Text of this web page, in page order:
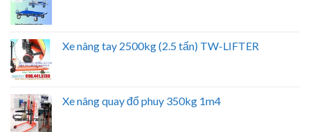
Xe nâng tay 2500kg (2.5 tấn) TW-LIFTER
Xe nâng quay đổ phuy 350kg 1m4